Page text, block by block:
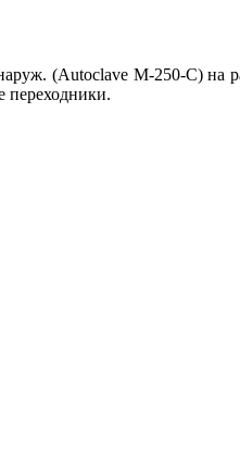
(Autoclave M-250-C) на
переходники.